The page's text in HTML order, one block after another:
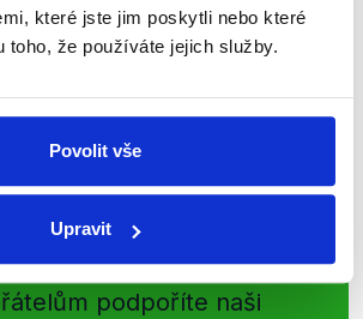
které jste jim poskytli nebo které
toho, že používáte jejich služby.
Povolit vše
Upravit
WhatsApp
ujít nejnovější události
Sdílením našich
podpoříte naši